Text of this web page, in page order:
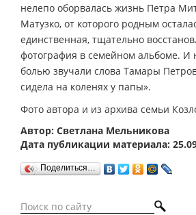
нелепо оборвалась жизнь Петра
Матузко, от которого родным
единственная, тщательно
фотография в семейном альбоме. И
болью звучали слова Тамары
сидела на коленях у папы».
Фото автора и из архива семьи
Автор: Светлана Мельникова
Дата публикации материала:
Поделиться…